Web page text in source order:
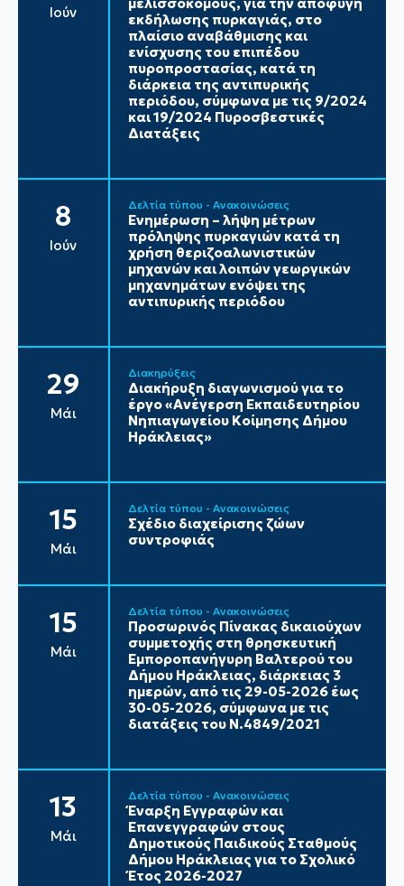
Ιούν
μελισσοκόμους, για την αποφυγή
εκδήλωσης πυρκαγιάς, στο
πλαίσιο αναβάθμισης και
ενίσχυσης του επιπέδου
πυροπροστασίας, κατά τη
διάρκεια της αντιπυρικής
περιόδου, σύμφωνα με τις 9/2024
και 19/2024 Πυροσβεστικές
Διατάξεις
8
Ιούν
Δελτία τύπου - Ανακοινώσεις
Ενημέρωση – λήψη μέτρων
πρόληψης πυρκαγιών κατά τη
χρήση θεριζοαλωνιστικών
μηχανών και λοιπών γεωργικών
μηχανημάτων ενόψει της
αντιπυρικής περιόδου
29
Μάι
Διακηρύξεις
Διακήρυξη διαγωνισμού για το
έργο «Ανέγερση Εκπαιδευτηρίου
Νηπιαγωγείου Κοίμησης Δήμου
Ηράκλειας»
15
Μάι
Δελτία τύπου - Ανακοινώσεις
Σχέδιο διαχείρισης ζώων
συντροφιάς
15
Μάι
Δελτία τύπου - Ανακοινώσεις
Προσωρινός Πίνακας δικαιούχων
συμμετοχής στη θρησκευτική
Εμποροπανήγυρη Βαλτερού του
Δήμου Ηράκλειας, διάρκειας 3
ημερών, από τις 29-05-2026 έως
30-05-2026, σύμφωνα με τις
διατάξεις του Ν.4849/2021
13
Μάι
Δελτία τύπου - Ανακοινώσεις
Έναρξη Εγγραφών και
Επανεγγραφών στους
Δημοτικούς Παιδικούς Σταθμούς
Δήμου Ηράκλειας για το Σχολικό
Έτος 2026-2027